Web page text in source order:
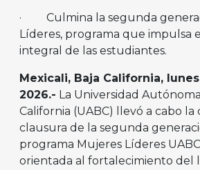
· Culmina la segunda
Líderes, programa que impulsa
integral de las estudiantes.
Mexicali, Baja California,
2026.- La Universidad
California (UABC) llevó a cabo la
clausura de la segunda
programa Mujeres Líderes
orientada al fortalecimiento del